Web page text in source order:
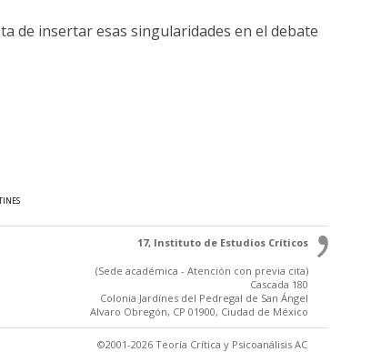
de insertar esas singularidades en el debate
17, Instituto de Estudios Críticos
(Sede académica - Atención con previa cita)
Cascada 180
Colonia Jardínes del Pedregal de San Ángel
Alvaro Obregón, CP 01900, Ciudad de México
©2001-2026 Teoría Crítica y Psicoanálisis AC